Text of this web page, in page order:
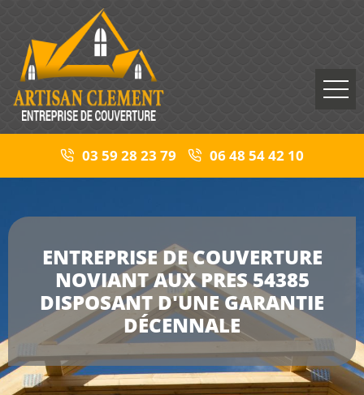
03 59 28 23 79 06 48 54 42 10
ENTREPRISE DE COUVERTURE
NOVIANT AUX PRES 54385
DISPOSANT D'UNE GARANTIE
DÉCENNALE